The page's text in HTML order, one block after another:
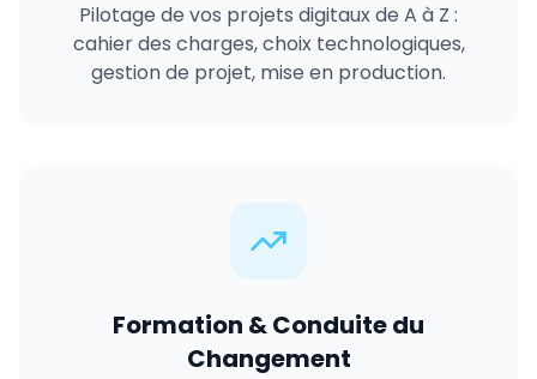
Pilotage de vos projets digitaux de A à Z :
cahier des charges, choix technologiques,
gestion de projet, mise en production.
Formation & Conduite du
Changement